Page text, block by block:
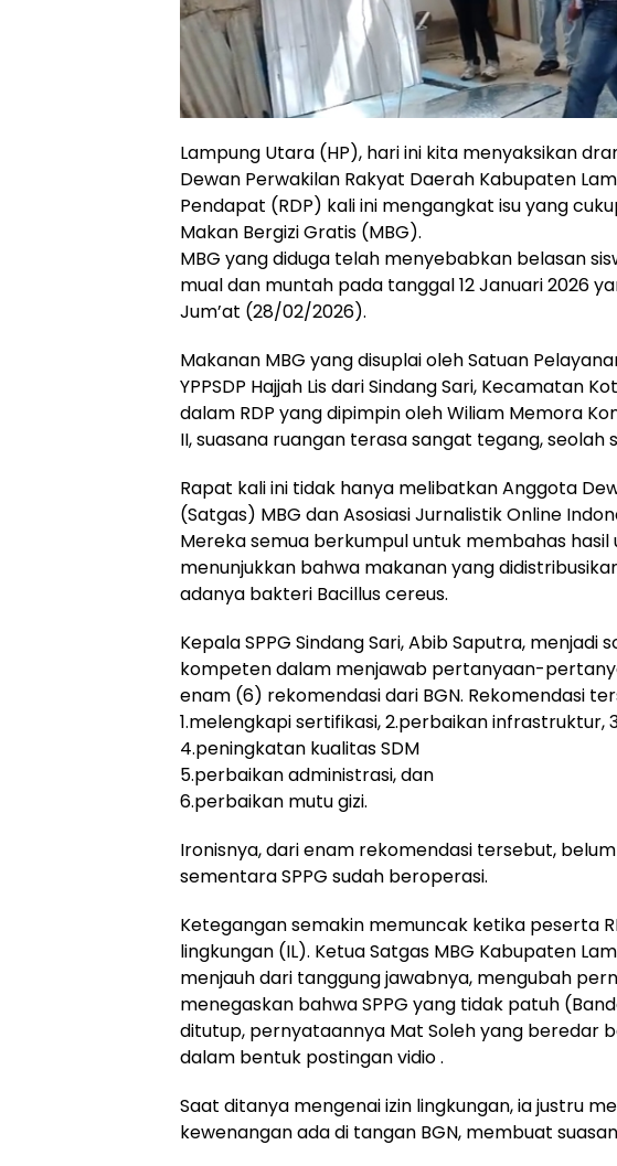
Lampung Utara (HP), hari ini kita menyaksikan
Dewan Perwakilan Rakyat Daerah Kabupaten
Pendapat (RDP) kali ini mengangkat isu yang
Makan Bergizi Gratis (MBG).
MBG yang diduga telah menyebabkan belasan
mual dan muntah pada tanggal 12 Januari 2026
Jum’at (28/02/2026).
Makanan MBG yang disuplai oleh Satuan
YPPSDP Hajjah Lis dari Sindang Sari, Kecamatan
dalam RDP yang dipimpin oleh Wiliam Memora
II, suasana ruangan terasa sangat tegang, seolah
Rapat kali ini tidak hanya melibatkan Anggota
(Satgas) MBG dan Asosiasi Jurnalistik Online
Mereka semua berkumpul untuk membahas hasil
menunjukkan bahwa makanan yang
adanya bakteri Bacillus cereus.
Kepala SPPG Sindang Sari, Abib Saputra, menjadi
kompeten dalam menjawab pertanyaan-
enam (6) rekomendasi dari BGN. Rekomendasi
1.melengkapi sertifikasi, 2.perbaikan infrastruktur,
4.peningkatan kualitas SDM
5.perbaikan administrasi, dan
6.perbaikan mutu gizi.
Ironisnya, dari enam rekomendasi tersebut,
sementara SPPG sudah beroperasi.
Ketegangan semakin memuncak ketika peserta
lingkungan (IL). Ketua Satgas MBG Kabupaten
menjauh dari tanggung jawabnya, mengubah
menegaskan bahwa SPPG yang tidak patuh
ditutup, pernyataannya Mat Soleh yang beredar
dalam bentuk postingan vidio .
Saat ditanya mengenai izin lingkungan, ia justru
kewenangan ada di tangan BGN, membuat